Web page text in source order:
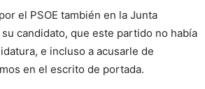
el PSOE también en la Junta
candidato, que este partido no había
e incluso a acusarle de
en el escrito de portada.